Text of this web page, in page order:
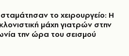
το χειρουργείο: Η
μάχη γιατρών στην
την ώρα του σεισμού